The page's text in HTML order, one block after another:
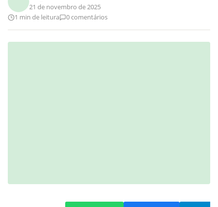
21 de novembro de 2025
1 min de leitura
0 comentários